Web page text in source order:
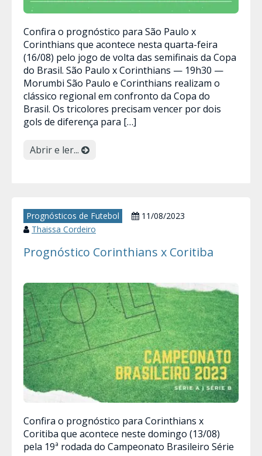
Confira o prognóstico para São Paulo x
Corinthians que acontece nesta quarta-feira
(16/08) pelo jogo de volta das semifinais da Copa
do Brasil. São Paulo x Corinthians — 19h30 —
Morumbi São Paulo e Corinthians realizam o
clássico regional em confronto da Copa do
Brasil. Os tricolores precisam vencer por dois
gols de diferença para […]
Abrir e ler...
Prognósticos de Futebol
11/08/2023
Thaissa Cordeiro
Prognóstico Corinthians x Coritiba
Confira o prognóstico para Corinthians x
Coritiba que acontece neste domingo (13/08)
pela 19ª rodada do Campeonato Brasileiro Série